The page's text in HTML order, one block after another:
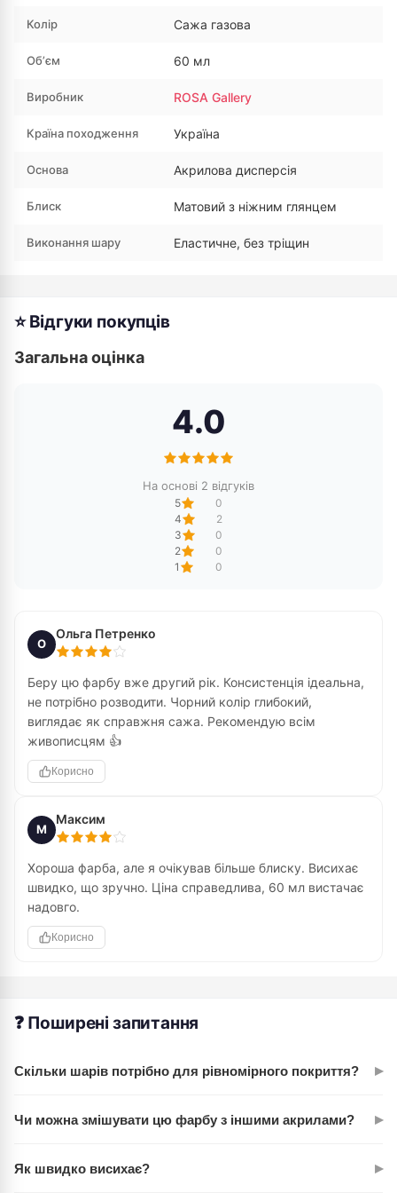
Колір Сажа газова
Обʼєм 60 мл
Виробник ROSA Gallery
Країна походження Україна
Основа Акрилова дисперсія
Блиск Матовий з ніжним глянцем
Виконання шару Еластичне, без тріщин
⭐ Відгуки покупців
Загальна оцінка
4.0
На основі 2 відгуків
5
0
4
2
3
0
2
0
1
0
О
Ольга Петренко
Беру цю фарбу вже другий рік. Консистенція ідеальна,
не потрібно розводити. Чорний колір глибокий,
виглядає як справжня сажа. Рекомендую всім
живописцям 👍
Корисно
М
Максим
Хороша фарба, але я очікував більше блиску. Висихає
швидко, що зручно. Ціна справедлива, 60 мл вистачає
надовго.
Корисно
❓ Поширені запитання
Скільки шарів потрібно для рівномірного покриття? ▸
укривність, другий – глибину кольору. Все залежить від
шарів.
Чи можна змішувати цю фарбу з іншими акрилами? ▸
чудово працює для отримання різних відтінків сірого й
Як швидко висихає? ▸